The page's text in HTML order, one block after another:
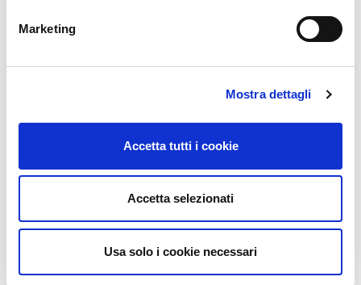
Marketing
Mostra dettagli
Accetta tutti i cookie
Accetta selezionati
Usa solo i cookie necessari
CONTATTACI
Vuoi approfondire le funzionalità e i vantaggi di Cisco
Clicca qui